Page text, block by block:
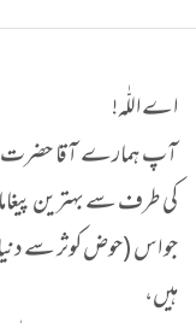
اے اللّٰه!
آپ ہمارے آقا حضرت
کی طرف سے بہترین
جو اس (حوض کوثر سے
ہیں،